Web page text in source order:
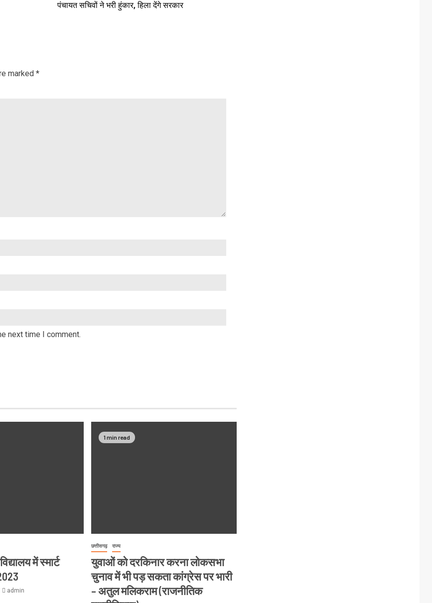
पंचायत सचिवों ने भरी हुंकार, हिला देंगे सरकार
marked *
next time I comment.
में स्मार्ट
admin
1 min read
छत्तीसगढ़ राज्य
युवाओं को दरकिनार करना लोकसभा
चुनाव में भी पड़ सकता कांग्रेस पर भारी
– अतुल मलिकराम (राजनीतिक